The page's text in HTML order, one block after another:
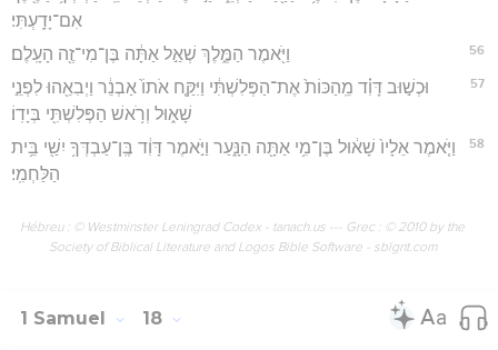
אִם־יָדָֽעְתִּי׃
56 וַיֹּ֖אמֶר הַמֶּ֑לֶךְ שְׁאַ֣ל אַתָּ֔ה בֶּן־מִי־זֶ֖ה הָעָֽלֶם׃
57
וּכְשׁ֣וּב דָּוִ֗ד מֵֽהַכּוֹת֙ אֶת־הַפְּלִשְׁתִּ֔י וַיִּקַּ֤ח אֹתוֹ֙ אַבְנֵ֔ר וַיְבִאֵ֖הוּ לִפְנֵ֣י
שָׁא֑וּל וְרֹ֥אשׁ הַפְּלִשְׁתִּ֖י בְּיָדֽוֹ׃
58
וַיֹּ֤אמֶר אֵלָיו֙ שָׁא֔וּל בֶּן־מִ֥י אַתָּ֖ה הַנָּ֑עַר וַיֹּ֣אמֶר דָּוִ֔ד בֶּֽן־עַבְדְּךָ֥ יִשַׁ֖י בֵּ֥ית
הַלַּחְמִֽי׃
Hébreu : © Westminster Leningrad Codex - tanach.us --- Grec : © 2010 by the
Society of Biblical Literature and Logos Bible Software - sblgnt.com
1 Samuel 18